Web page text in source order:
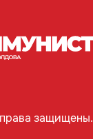
защищены.